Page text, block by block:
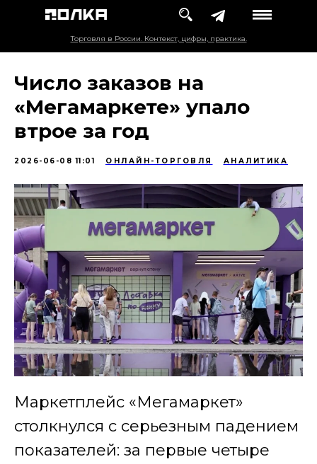
Торговля в России. Контекст, цифры, практика.
Число заказов на
«Мегамаркете» упало
втрое за год
2026-06-08 11:01 ОНЛАЙН-ТОРГОВЛЯ АНАЛИТИКА
Маркетплейс «Мегамаркет»
столкнулся с серьезным падением
показателей: за первые четыре